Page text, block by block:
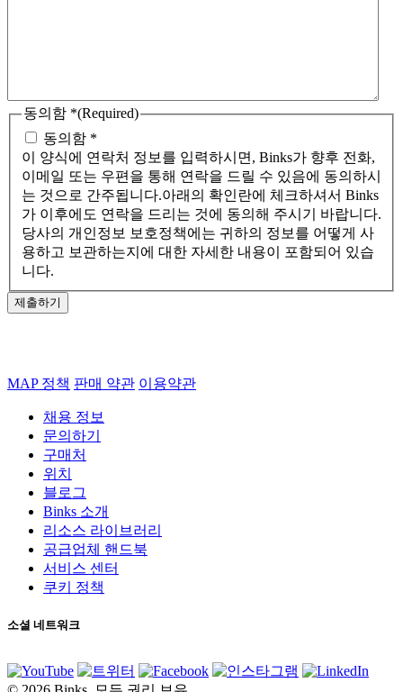
동의함 *(Required)
동의함 *
이 양식에 연락처 정보를 입력하시면, Binks가 향후 전화,
이메일 또는 우편을 통해 연락을 드릴 수 있음에 동의하시
는 것으로 간주됩니다.아래의 확인란에 체크하셔서 Binks
가 이후에도 연락을 드리는 것에 동의해 주시기 바랍니다.
당사의 개인정보 보호정책에는 귀하의 정보를 어떻게 사
용하고 보관하는지에 대한 자세한 내용이 포함되어 있습
니다.
제출하기
MAP 정책 판매 약관 이용약관
채용 정보
문의하기
구매처
위치
블로그
Binks 소개
리소스 라이브러리
공급업체 핸드북
서비스 센터
쿠키 정책
소셜 네트워크